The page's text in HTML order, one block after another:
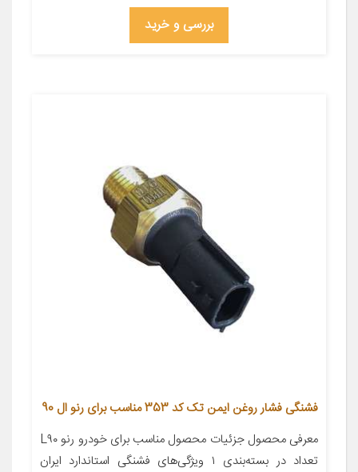
بررسی و خرید
فشنگی فشار روغن ایمن تک کد 353 مناسب برای رنو ال 90
معرفی محصول جزئیات محصول مناسب برای خودرو رنو L۹۰
تعداد در بسته‌بندی ۱ ویژگی‌های فشنگی استاندارد ایران